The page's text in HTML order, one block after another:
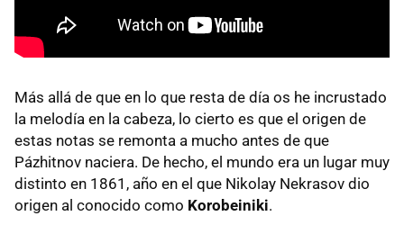
Más allá de que en lo que resta de día os he incrustado
la melodía en la cabeza, lo cierto es que el origen de
estas notas se remonta a mucho antes de que
Pázhitnov naciera. De hecho, el mundo era un lugar muy
distinto en 1861, año en el que Nikolay Nekrasov dio
origen al conocido como Korobeiniki.